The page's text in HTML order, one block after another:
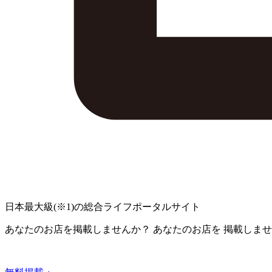
日本最大級(※1)の総合ライフポータルサイト
あなたのお店を掲載しませんか？ あなたのお店を 掲載しま